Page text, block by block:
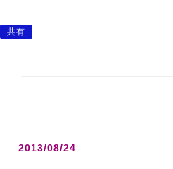
共有
2013/08/24